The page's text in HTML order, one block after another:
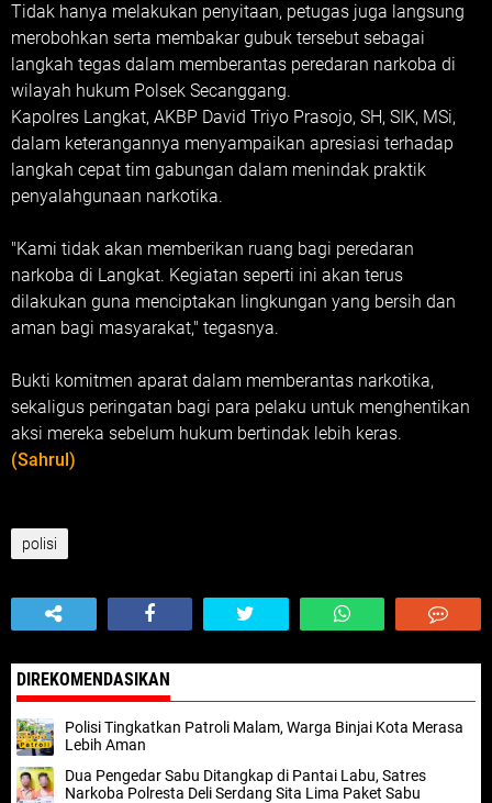
Tidak hanya melakukan penyitaan, petugas juga langsung
merobohkan serta membakar gubuk tersebut sebagai
langkah tegas dalam memberantas peredaran narkoba di
wilayah hukum Polsek Secanggang.
Kapolres Langkat, AKBP David Triyo Prasojo, SH, SIK, MSi,
dalam keterangannya menyampaikan apresiasi terhadap
langkah cepat tim gabungan dalam menindak praktik
penyalahgunaan narkotika.
"Kami tidak akan memberikan ruang bagi peredaran
narkoba di Langkat. Kegiatan seperti ini akan terus
dilakukan guna menciptakan lingkungan yang bersih dan
aman bagi masyarakat," tegasnya.
Bukti komitmen aparat dalam memberantas narkotika,
sekaligus peringatan bagi para pelaku untuk menghentikan
aksi mereka sebelum hukum bertindak lebih keras.
(Sahrul)
polisi
DIREKOMENDASIKAN
Polisi Tingkatkan Patroli Malam, Warga Binjai Kota Merasa
Lebih Aman
Dua Pengedar Sabu Ditangkap di Pantai Labu, Satres
Narkoba Polresta Deli Serdang Sita Lima Paket Sabu